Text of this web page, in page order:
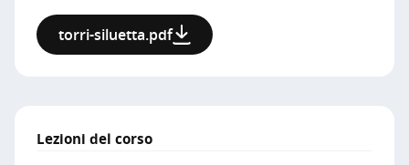
torri-siluetta.pdf
Lezioni del corso